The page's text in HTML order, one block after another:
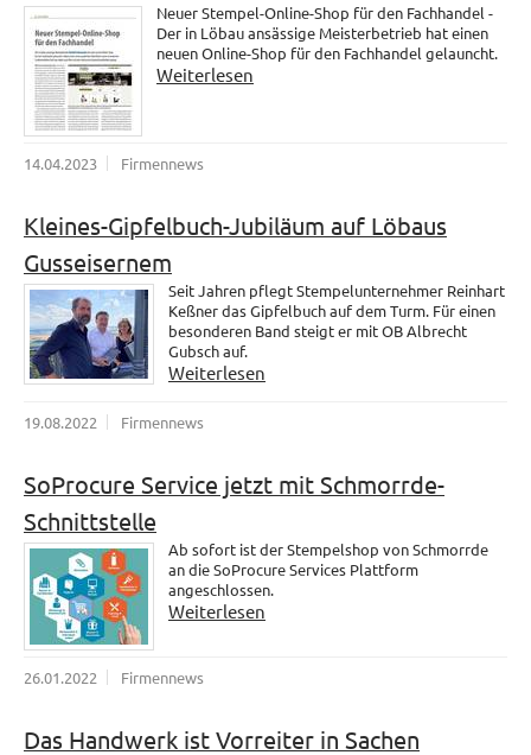
Neuer Stempel-Online-Shop für den Fachhandel -
Der in Löbau ansässige Meisterbetrieb hat einen
neuen Online-Shop für den Fachhandel gelauncht.
Weiterlesen
14.04.2023 Firmennews
Kleines-Gipfelbuch-Jubiläum auf Löbaus
Gusseisernem
Seit Jahren pflegt Stempelunternehmer Reinhart
Keßner das Gipfelbuch auf dem Turm. Für einen
besonderen Band steigt er mit OB Albrecht
Gubsch auf.
Weiterlesen
19.08.2022 Firmennews
SoProcure Service jetzt mit Schmorrde-
Schnittstelle
Ab sofort ist der Stempelshop von Schmorrde
an die SoProcure Services Plattform
angeschlossen.
Weiterlesen
26.01.2022 Firmennews
Das Handwerk ist Vorreiter in Sachen